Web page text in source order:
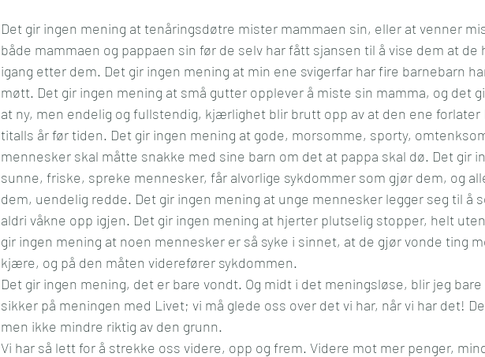
Det gir ingen mening at tenåringsdøtre mister mammaen sin, eller at venner
både mammaen og pappaen sin før de selv har fått sjansen til å vise dem at
igang etter dem. Det gir ingen mening at min ene svigerfar har fire barnebarn
møtt. Det gir ingen mening at små gutter opplever å miste sin mamma, og det
at ny, men endelig og fullstendig, kjærlighet blir brutt opp av at den ene
titalls år før tiden. Det gir ingen mening at gode, morsomme, sporty,
mennesker skal måtte snakke med sine barn om det at pappa skal dø. Det gir
sunne, friske, spreke mennesker, får alvorlige sykdommer som gjør dem, og
dem, uendelig redde. Det gir ingen mening at unge mennesker legger seg til å
aldri våkne opp igjen. Det gir ingen mening at hjerter plutselig stopper, helt
gir ingen mening at noen mennesker er så syke i sinnet, at de gjør vonde ting
kjære, og på den måten viderefører sykdommen.
Det gir ingen mening, det er bare vondt. Og midt i det meningsløse, blir jeg
sikker på meningen med Livet; vi må glede oss over det vi har, når vi har det!
men ikke mindre riktig av den grunn.
Vi har så lett for å strekke oss videre, opp og frem. Videre mot mer penger,